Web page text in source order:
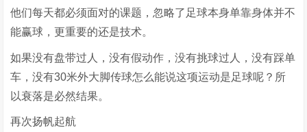
他们每天都必须面对的课题，忽略了足球本身单靠身体并不
能赢球，更重要的还是技术。
如果没有盘带过人，没有假动作，没有挑球过人，没有踩单
车，没有30米外大脚传球怎么能说这项运动是足球呢？所
以衰落是必然结果。
再次扬帆起航